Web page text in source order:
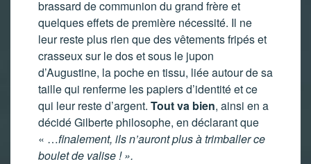
brassard de communion du grand frère et
quelques effets de première nécessité. Il ne
leur reste plus rien que des vêtements fripés et
crasseux sur le dos et sous le jupon
d’Augustine, la poche en tissu, liée autour de sa
taille qui renferme les papiers d’identité et ce
qui leur reste d’argent. Tout va bien, ainsi en a
décidé Gilberte philosophe, en déclarant que
« …finalement, ils n’auront plus à trimballer ce
boulet de valise ! ».